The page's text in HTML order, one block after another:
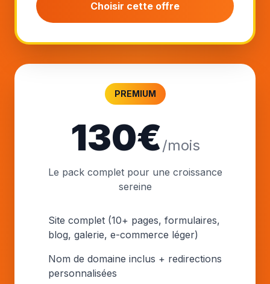
Choisir cette offre
PREMIUM
130€/mois
Le pack complet pour une croissance
sereine
Site complet (10+ pages, formulaires,
blog, galerie, e-commerce léger)
Nom de domaine inclus + redirections
personnalisées